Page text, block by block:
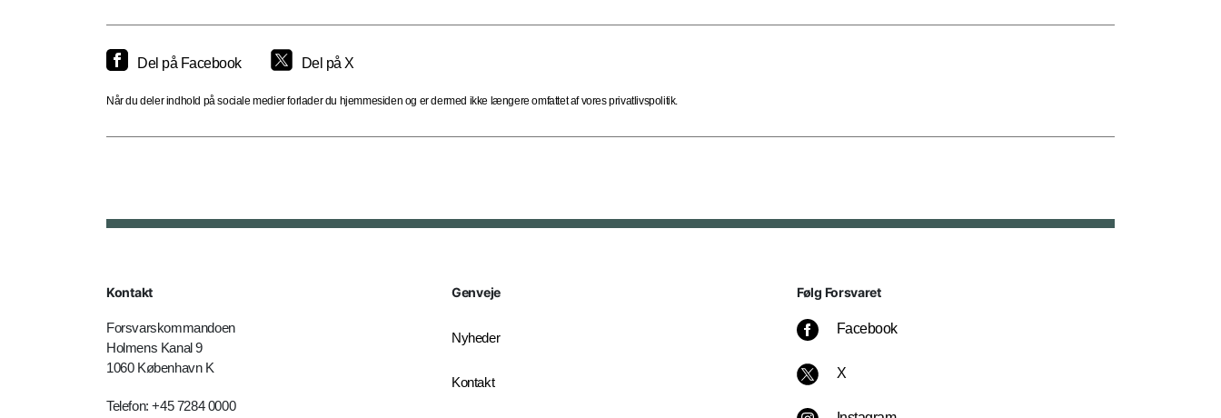
Del på Facebook Del på X
Når du deler indhold på sociale medier forlader du hjemmesiden og er dermed ikke længere omfattet af vores privatlivspolitik.
Kontakt
Forsvarskommandoen
Holmens Kanal 9
1060 København K
Telefon: +45 7284 0000
Genveje
Nyheder
Kontakt
Følg Forsvaret
Facebook
X